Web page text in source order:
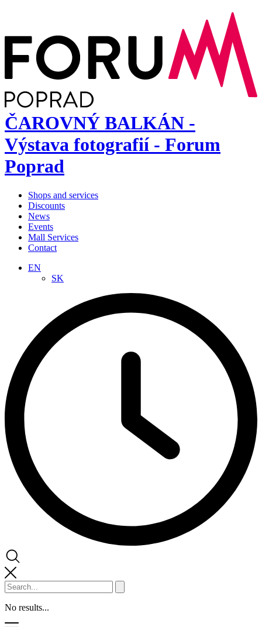
ČAROVNÝ BALKÁN -
Výstava fotografií - Forum
Poprad
Shops and services
Discounts
News
Events
Mall Services
Contact
EN
SK
No results...